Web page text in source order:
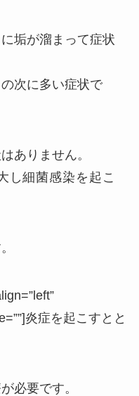
垢が溜まって症状
次に多い症状で
ありません。
し細菌感染を起こ
炎症を起こすとと
必要です。